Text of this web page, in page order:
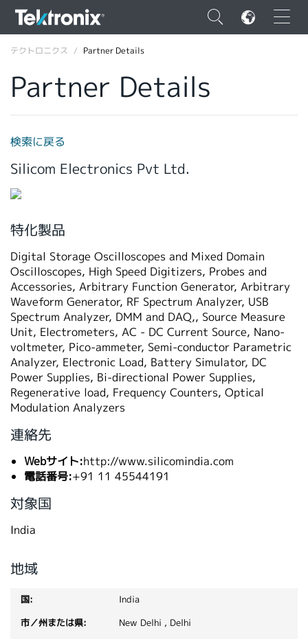
×
ENGLISH
FRANÇAIS
简体中文
日本語
韓国語
繁體中文
テクトロニクス Partner Details
Partner Details
検索に戻る
Silicom Electronics Pvt Ltd.
特化製品
Digital Storage Oscilloscopes and Mixed Domain
Oscilloscopes, High Speed Digitizers, Probes and
Accessories, Arbitrary Function Generator, Arbitrary
Waveform Generator, RF Spectrum Analyzer, USB
Spectrum Analyzer, DMM and DAQ,, Source Measure
Unit, Electrometers, AC - DC Current Source, Nano-
voltmeter, Pico-ammeter, Semi-conductor Parametric
Analyzer, Electronic Load, Battery Simulator, DC
Power Supplies, Bi-directional Power Supplies,
Regenerative load, Frequency Counters, Optical
Modulation Analyzers
連絡先
Webサイト:http://www.silicomindia.com
電話番号:+91 11 45544191
対象国
India
地域
India
New Delhi , Delhi